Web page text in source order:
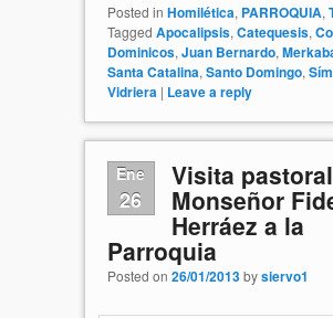
Posted in Homilética, PARROQUIA,
Tagged Apocalipsis, Catequesis,
Dominicos, Juan Bernardo,
Santa Catalina, Santo Domingo,
Vidriera | Leave a reply
Ene
26
Visita
Monseñor
Herráez a la
Parroquia
Posted on 26/01/2013bysiervo1